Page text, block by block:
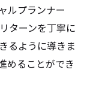
ルプランナー
ターンを丁寧に
るように導きま
めることができ